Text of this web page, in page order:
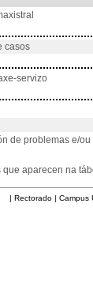
casos
servizo
de problemas e/
que aparecen na
| Campus